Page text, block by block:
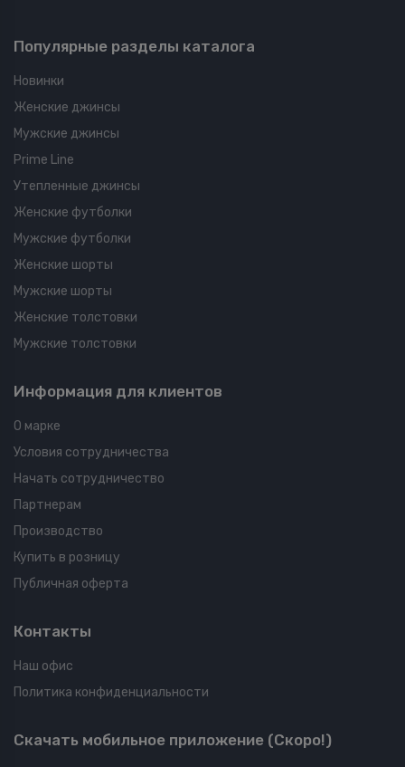
Популярные разделы каталога
Новинки
Женские джинсы
Мужские джинсы
Prime Line
Утепленные джинсы
Женские футболки
Мужские футболки
Женские шорты
Мужские шорты
Женские толстовки
Мужские толстовки
Информация для клиентов
О марке
Условия сотрудничества
Начать сотрудничество
Партнерам
Производство
Купить в розницу
Публичная оферта
Контакты
Наш офис
Политика конфиденциальности
Скачать мобильное приложение (Скоро!)